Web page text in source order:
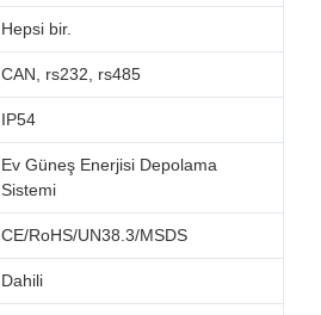
Hepsi bir.
CAN, rs232, rs485
IP54
Ev Güneş Enerjisi Depolama
Sistemi
CE/RoHS/UN38.3/MSDS
Dahili